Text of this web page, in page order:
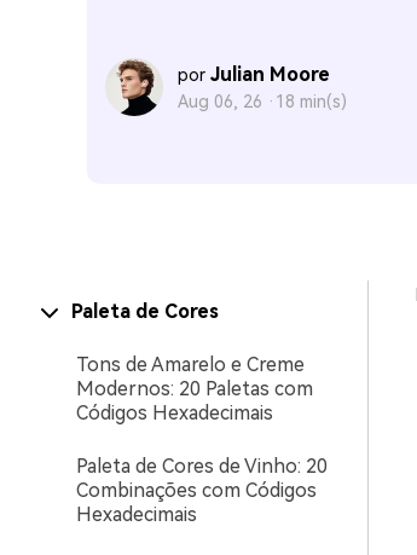
por Julian Moore
Aug 06, 26 · 18 min(s)
Paleta de Cores
Tons de Amarelo e Creme
Modernos: 20 Paletas com
Códigos Hexadecimais
Paleta de Cores de Vinho: 20
Combinações com Códigos
Hexadecimais